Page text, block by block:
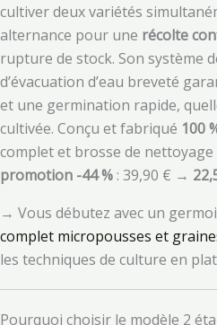
cultiver deux variétés
alternance pour une récolte
rupture de stock. Son système
d’évacuation d’eau breveté
et une germination rapide,
cultivée. Conçu et fabriqué 100
complet et brosse de
promotion -44 % : 39,90 € →
→ Vous débutez avec un
complet micropousses et
les techniques de culture en
Pourquoi choisir le modèle 2